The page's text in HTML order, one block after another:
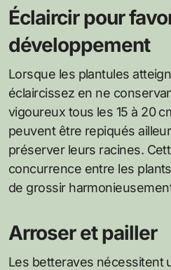
Éclaircir pour
développement
Lorsque les plantules
éclaircissez en ne
vigoureux tous les 15 à 20
peuvent être repiqués
préserver leurs racines.
concurrence entre les
de grossir
Arroser et pailler
Les betteraves nécessitent